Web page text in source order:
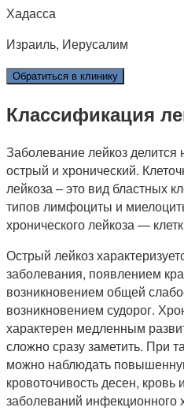
Хадасса
Израиль, Иерусалим
Обратиться в клинику
Классификация
Заболевание лейкоз
острый и хронический.
лейкоза – это вид бластных
типов лимфоциты и
хронического лейкоза —
Острый лейкоз
заболевания, появлением
возникновением общей
возникновением судорог.
характерен медленным
сложно сразу заметить. При
можно наблюдать
кровоточивость десен,
заболеваний инфекционного